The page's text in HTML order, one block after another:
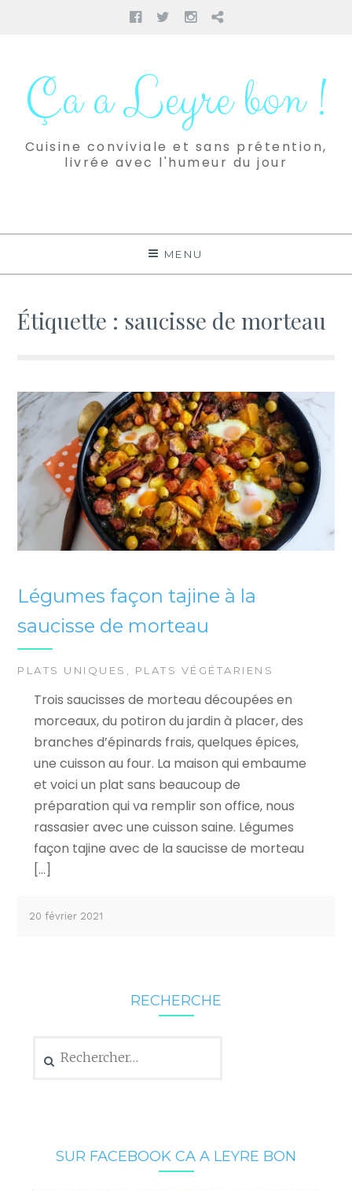
Facebook
TwitterInstagram
Pinterest
contenuÇa a Leyre bon !
Cuisine conviviale et sans prétention,
livrée avec l'humeur du jour
MENU
Étiquette : saucisse de morteau
Légumes façon tajine à la
saucisse de morteau
PLATS UNIQUES , PLATS VÉGÉTARIENS
Trois saucisses de morteau découpées en
morceaux, du potiron du jardin à placer, des
branches d’épinards frais, quelques épices,
une cuisson au four. La maison qui embaume
et voici un plat sans beaucoup de
préparation qui va remplir son office, nous
rassasier avec une cuisson saine. Légumes
façon tajine avec de la saucisse de morteau
[…]
20 février 2021
RECHERCHE
SUR FACEBOOK CA A LEYRE BON